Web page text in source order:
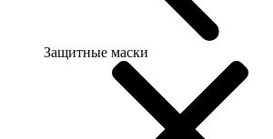
Защитные маски